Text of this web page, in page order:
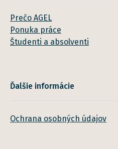
Prečo AGEL
Ponuka práce
Študenti a absolventi
Ďalšie informácie
Ochrana osobných údajov